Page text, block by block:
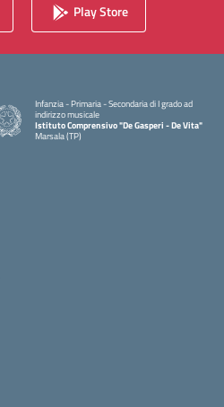
Play Store
Infanzia - Primaria - Secondaria di I grado ad
indirizzo musicale
Istituto Comprensivo "De Gasperi - De Vita"
Marsala (TP)